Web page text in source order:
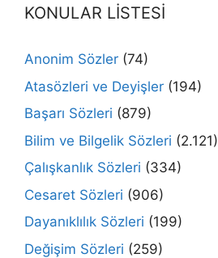
KONULAR LİSTESİ
Anonim Sözler (74)
Atasözleri ve Deyişler (194)
Başarı Sözleri (879)
Bilim ve Bilgelik Sözleri (2.121)
Çalışkanlık Sözleri (334)
Cesaret Sözleri (906)
Dayanıklılık Sözleri (199)
Değişim Sözleri (259)